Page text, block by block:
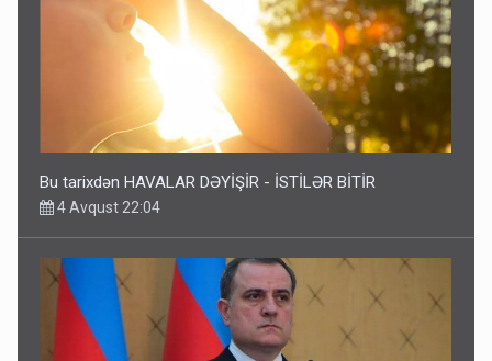
Bu tarixdən HAVALAR DƏYİŞİR - İSTİLƏR BİTİR
4 Avqust 22:04